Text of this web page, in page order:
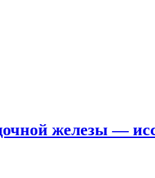
железы —